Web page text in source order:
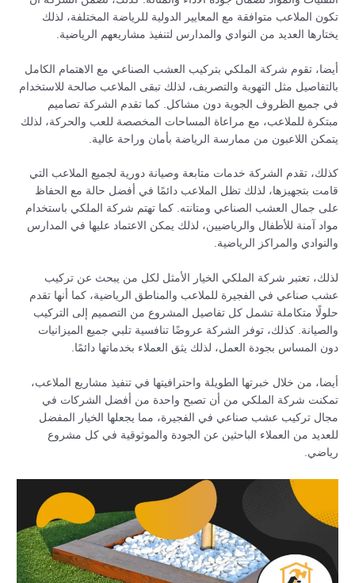
تكون الملاعب متوافقة مع المعايير الدولية للرياضة المختلفة، لذلك
يختارها العديد من النوادي والمدارس لتنفيذ مشاريعهم الرياضية.
أيضا، تقوم شركة الملكي بتركيب العشب الصناعي مع الاهتمام الكامل
بالتفاصيل مثل التهوية والتصريف، لذلك تبقى الملاعب صالحة للاستخدام
في جميع الظروف الجوية دون مشاكل. كما تقدم الشركة تصاميم
مبتكرة للملاعب، مع مراعاة المساحات المخصصة للعب والحركة، لذلك
يتمكن اللاعبون من ممارسة الرياضة بأمان وراحة عالية.
كذلك، تقدم الشركة خدمات متابعة وصيانة دورية لجميع الملاعب التي
قامت بتجهيزها، لذلك تظل الملاعب دائمًا في أفضل حالة مع الحفاظ
على جمال العشب الصناعي ومتانته. كما تهتم شركة الملكي باستخدام
مواد آمنة للأطفال والرياضيين، لذلك يمكن الاعتماد عليها في المدارس
والنوادي والمراكز الرياضية.
لذلك، تعتبر شركة الملكي الخيار الأمثل لكل من يبحث عن تركيب
عشب صناعي في الفجيرة للملاعب والمناطق الرياضية، كما أنها تقدم
حلولًا متكاملة تشمل كل تفاصيل المشروع من التصميم إلى التركيب
والصيانة. كذلك، توفر الشركة عروضًا تنافسية تلبي جميع الميزانيات
دون المساس بجودة العمل، لذلك يثق العملاء بخدماتها دائمًا.
أيضا، من خلال خبرتها الطويلة واحترافيتها في تنفيذ مشاريع الملاعب،
تمكنت شركة الملكي من أن تصبح واحدة من أفضل الشركات في
مجال تركيب عشب صناعي في الفجيرة، مما يجعلها الخيار المفضل
للعديد من العملاء الباحثين عن الجودة والموثوقية في كل مشروع
رياضي.